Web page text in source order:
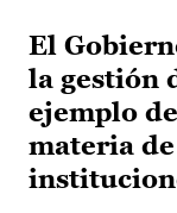
El
la gestión
ejemplo
materia